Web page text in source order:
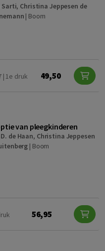
Sarti, Christina Jeppesen de
| Boom
| 1e druk
49,50
van pleegkinderen
de Haan, Christina Jeppesen
| Boom
56,95